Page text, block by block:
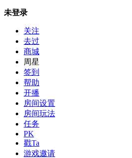
未登录
关注
去过
商城
周星
签到
帮助
开播
房间设置
房间玩法
任务
PK
戳Ta
游戏邀请